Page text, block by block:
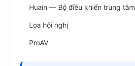
Huain — Bộ điều khiển trung tâm
Loa hội nghị
ProAV